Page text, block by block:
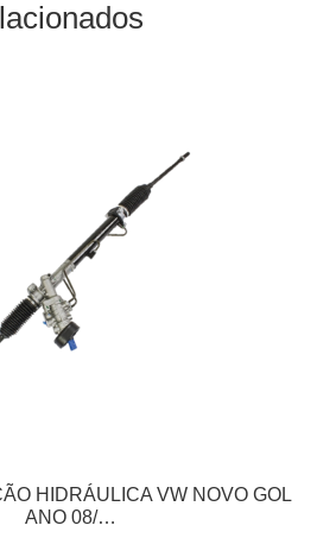
HIDRÁULICA VW NOVO GOL
ANO 08/…